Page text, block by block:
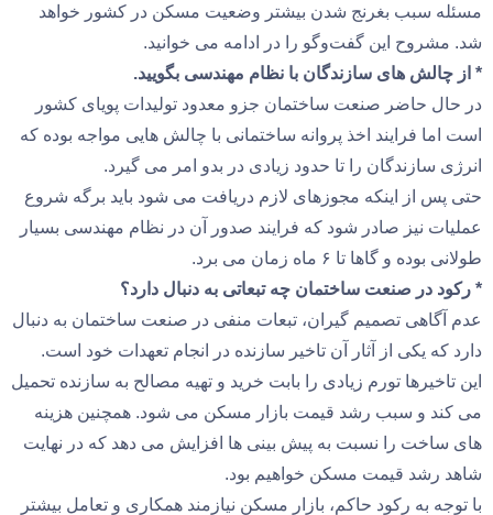
مسئله سبب بغرنج شدن بیشتر وضعیت مسکن در کشور خواهد
شد. مشروح این گفت‌وگو را در ادامه می خوانید.
* از چالش های سازندگان با نظام مهندسی بگویید.
در حال حاضر صنعت ساختمان جزو معدود تولیدات پویای کشور
است اما فرایند اخذ پروانه ساختمانی با چالش هایی مواجه بوده که
انرژی سازندگان را تا حدود زیادی در بدو امر می گیرد.
حتی پس از اینکه مجوزهای لازم دریافت می شود باید برگه شروع
عملیات نیز صادر شود که فرایند صدور آن در نظام مهندسی بسیار
طولانی بوده و گاها تا ۶ ماه زمان می برد.
* رکود در صنعت ساختمان چه تبعاتی به دنبال دارد؟
عدم آگاهی تصمیم گیران، تبعات منفی در صنعت ساختمان به دنبال
دارد که یکی از آثار آن تاخیر سازنده در انجام تعهدات خود است.
این تاخیرها تورم زیادی را بابت خرید و تهیه مصالح به سازنده تحمیل
می کند و سبب رشد قیمت بازار مسکن می شود. همچنین هزینه
های ساخت را نسبت به پیش بینی ها افزایش می دهد که در نهایت
شاهد رشد قیمت مسکن خواهیم بود.
با توجه به رکود حاکم، بازار مسکن نیازمند همکاری و تعامل بیشتر